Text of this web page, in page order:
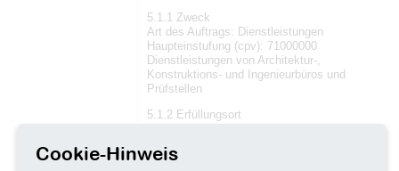
5.1.1 Zweck
Art des Auftrags: Dienstleistungen
Haupteinstufung (cpv): 71000000
Dienstleistungen von Architektur-,
Konstruktions- und Ingenieurbüros und
Prüfstellen
5.1.2 Erfüllungsort
Land: Deutschland
Cookie-Hinweis